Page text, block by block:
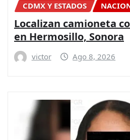
CDMX Y ESTADOS
Localizan camioneta
en Hermosillo, Sonora
victor Ago 8, 2026